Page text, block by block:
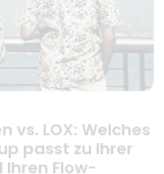
vs. LOX: Welches
passt zu Ihrer
Ihren Flow-